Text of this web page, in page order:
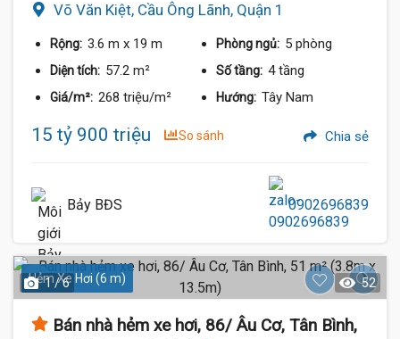
Võ Văn Kiệt, Cầu Ông Lãnh, Quận 1
Rộng: 3.6 m x 19 m Phòng ngủ: 5 phòng
Diện tích: 57.2 m² Số tầng: 4 tầng
Giá/m²: 268 triệu/m² Hướng: Tây Nam
15 tỷ 900 triệu So sánh Chia sẻ
Bảy BĐS 0902696839
Hẻm Xe Hơi (6 m)
1 / 6 52
Bán nhà hẻm xe hơi, 86/ Âu Cơ, Tân Bình,